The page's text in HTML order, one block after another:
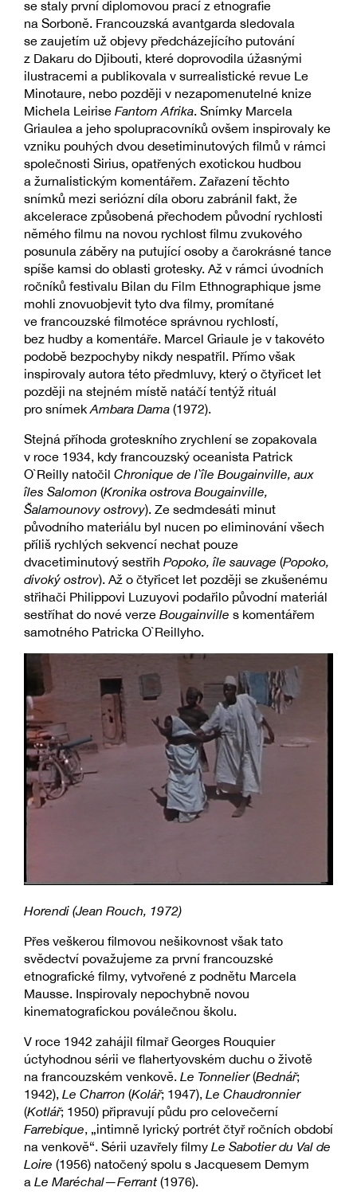
se staly první diplomovou prací z etnografie
na Sorboně. Francouzská avantgarda sledovala
se zaujetím už objevy předcházejícího putování
z Dakaru do Djibouti, které doprovodila úžasnými
ilustracemi a publikovala v surrealistické revue Le
Minotaure, nebo později v nezapomenutelné knize
Michela Leirise Fantom Afrika . Snímky Marcela
Griaulea a jeho spolupracovníků ovšem inspirovaly ke
vzniku pouhých dvou desetiminutových filmů v rámci
společnosti Sirius, opatřených exotickou hudbou
a žurnalistickým komentářem. Zařazení těchto
snímků mezi seriózní díla oboru zabránil fakt, že
akcelerace způsobená přechodem původní rychlosti
němého filmu na novou rychlost filmu zvukového
posunula záběry na putující osoby a čarokrásné tance
spíše kamsi do oblasti grotesky. Až v rámci úvodních
ročníků festivalu Bilan du Film Ethnographique jsme
mohli znovuobjevit tyto dva filmy, promítané
ve francouzské filmotéce správnou rychlostí,
bez hudby a komentáře. Marcel Griaule je v takovéto
podobě bezpochyby nikdy nespatřil. Přímo však
inspirovaly autora této předmluvy, který o čtyřicet let
později na stejném místě natáčí tentýž rituál
pro snímek Ambara Dama (1972).
Stejná příhoda groteskního zrychlení se zopakovala
v roce 1934, kdy francouzský oceanista Patrick
O`Reilly natočil Chronique de l`île Bougainville, aux
îles Salomon (Kronika ostrova Bougainville,
Šalamounovy ostrovy). Ze sedmdesáti minut
původního materiálu byl nucen po eliminování všech
příliš rychlých sekvencí nechat pouze
dvacetiminutový sestřih Popoko, île sauvage (Popoko,
divoký ostrov). Až o čtyřicet let později se zkušenému
střihači Philippovi Luzuyovi podařilo původní materiál
sestříhat do nové verze Bougainville s komentářem
samotného Patricka O`Reillyho.
Horendi (Jean Rouch, 1972)
Přes veškerou filmovou nešikovnost však tato
svědectví považujeme za první francouzské
etnografické filmy, vytvořené z podnětu Marcela
Mausse. Inspirovaly nepochybně novou
kinematografickou poválečnou školu.
V roce 1942 zahájil filmař Georges Rouquier
úctyhodnou sérii ve flahertyovském duchu o životě
na francouzském venkově. Le Tonnelier(Bednář;
1942), Le Charron (Kolář; 1947), Le Chaudronnier
(Kotlář; 1950) připravují půdu pro celovečerní
Farrebique, „intimně lyrický portrét čtyř ročních období
na venkově“. Sérii uzavřely filmy Le Sabotier du Val de
Loire (1956) natočený spolu s Jacquesem Demym
a Le Maréchal—Ferrant (1976).